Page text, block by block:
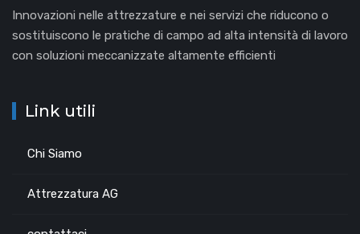
Innovazioni nelle attrezzature e nei servizi che riducono o
sostituiscono le pratiche di campo ad alta intensità di lavoro
con soluzioni meccanizzate altamente efficienti
Link utili
Chi Siamo
Attrezzatura AG